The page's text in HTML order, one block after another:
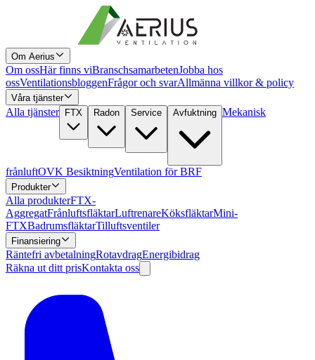
Om Aerius
Om ossHär finns viBranschsamarbetenJobba hos
ossVentilationsbloggenFrågor och svarAllmänna villkor & policy
Våra tjänster
Alla tjänster FTX Radon Service Avfuktning Mekanisk
frånluftOVK BesiktningVentilation för BRF
Produkter
Alla produkterFTX-
AggregatFrånluftsfläktarLuftrenareKöksfläktarMini-
FTXBadrumsfläktarTilluftsventiler
Finansiering
Räntefri avbetalningRotavdragEnergibidrag
Räkna ut ditt prisKontakta oss